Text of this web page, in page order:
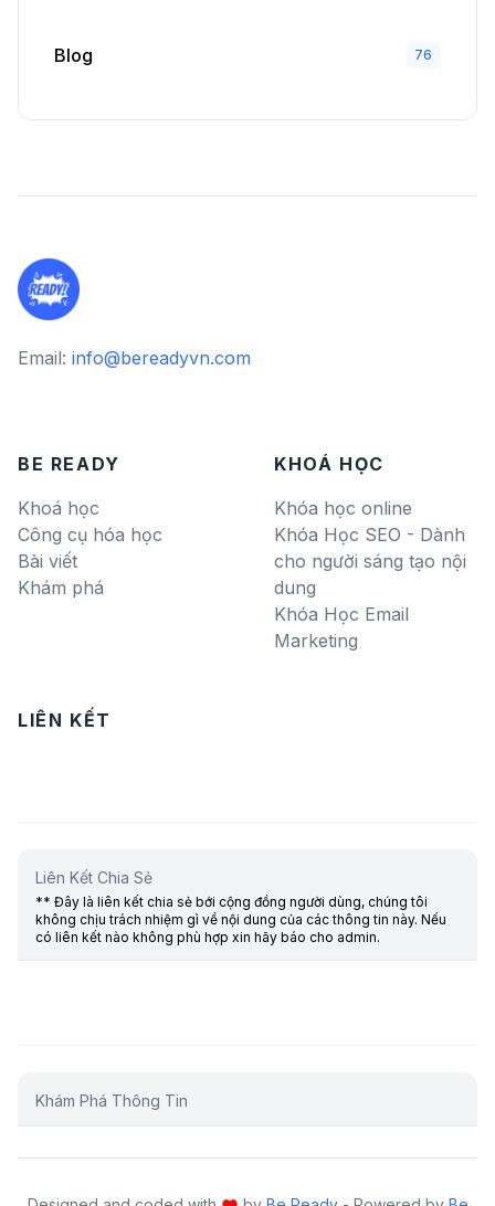
Blog 76
Email: info@bereadyvn.com
BE READY
Khoá học
Công cụ hóa học
Bài viết
Khám phá
KHOÁ HỌC
Khóa học online
Khóa Học SEO - Dành
cho người sáng tạo nội
dung
Khóa Học Email
Marketing
LIÊN KẾT
Liên Kết Chia Sẻ
** Đây là liên kết chia sẻ bới cộng đồng người dùng, chúng tôi
không chịu trách nhiệm gì về nội dung của các thông tin này. Nếu
có liên kết nào không phù hợp xin hãy báo cho admin.
Khám Phá Thông Tin